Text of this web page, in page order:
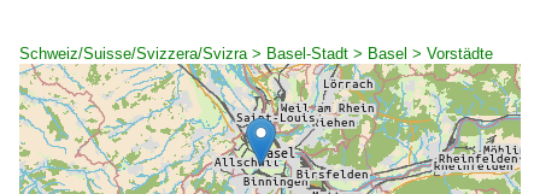
Schweiz/Suisse/Svizzera/Svizra > Basel-Stadt > Basel > Vorstädte